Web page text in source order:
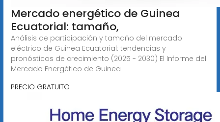
Mercado energético de Guinea
Ecuatorial: tamaño,
Análisis de participación y tamaño del mercado
eléctrico de Guinea Ecuatorial: tendencias y
pronósticos de crecimiento (2025 - 2030) El Informe del
Mercado Energético de Guinea
PRECIO GRATUITO